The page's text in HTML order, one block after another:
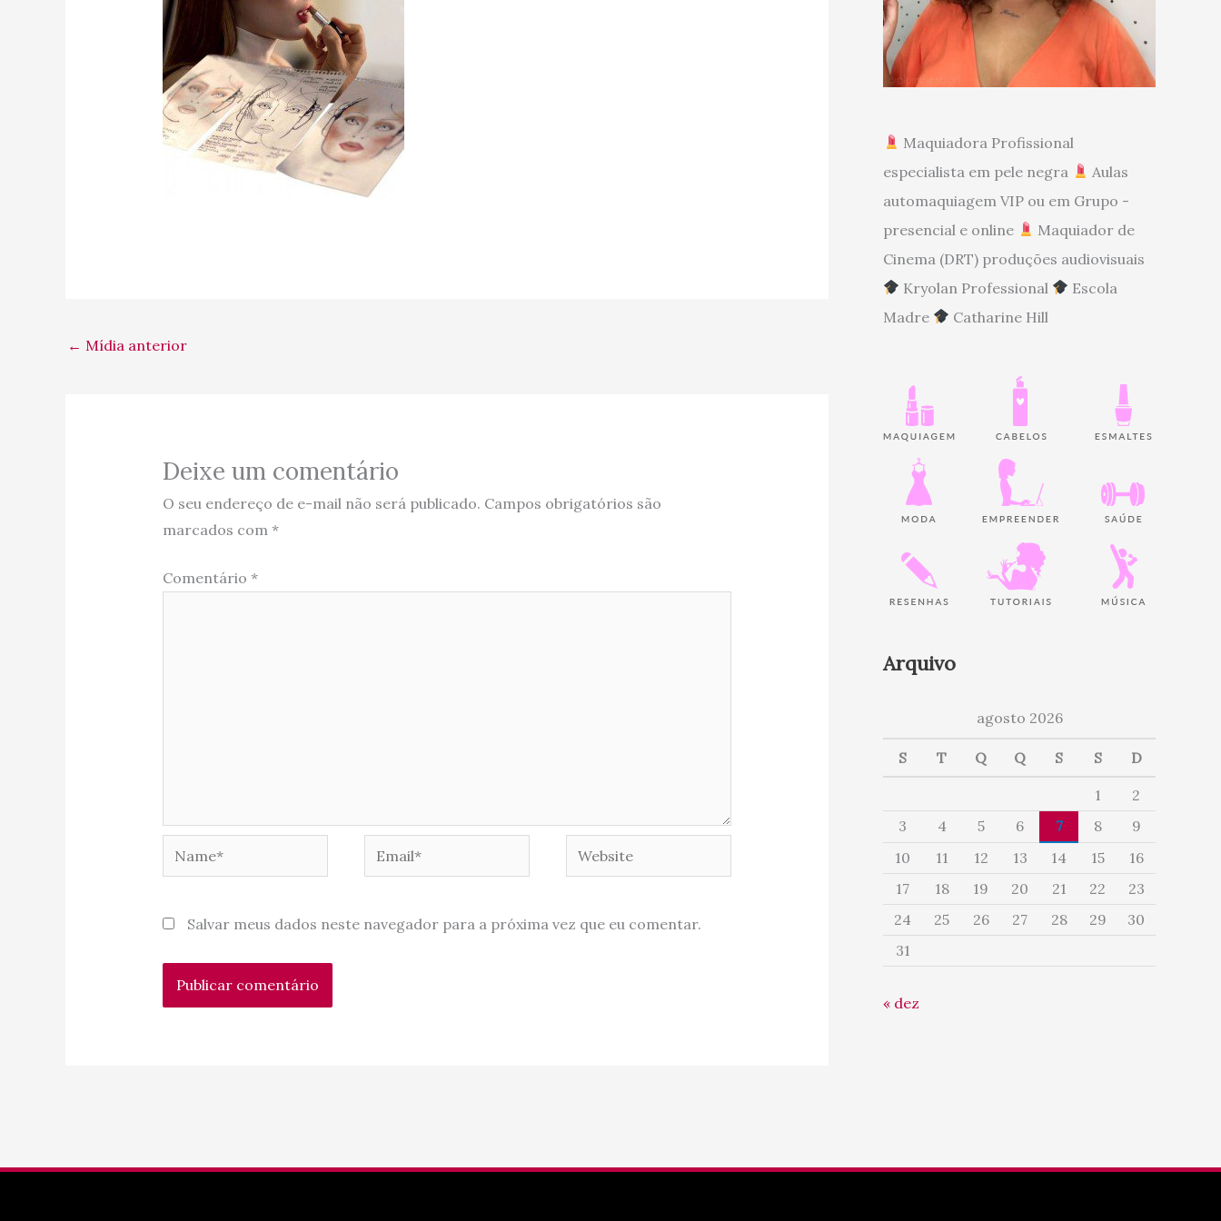
← Mídia anterior
Deixe um comentário
O seu endereço de e-mail não será publicado. Campos obrigatórios são
marcados com *
Comentário *
Website
Salvar meus dados neste navegador para a próxima vez que eu comentar.
Maquiadora Profissional
especialista em pele negra
Aulas
automaquiagem VIP ou em Grupo -
presencial e online
Maquiador de
Cinema (DRT) produções audiovisuais
Kryolan Professional
Escola
Madre
Catharine Hill
Arquivo
agosto 2026
S T Q Q S S D
1
2
3
4 5 6 7 8
9
10
11 12 13 14 15
16
17
18 19 20 21 22
23
24
25 26 27 28 29
30
31
« dez